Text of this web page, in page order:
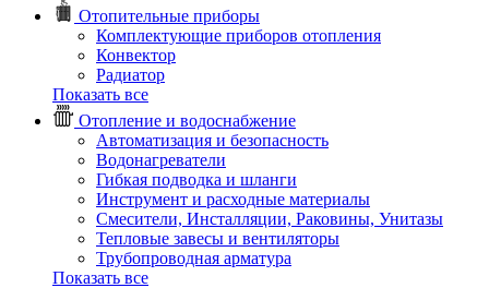
Отопительные приборы
Комплектующие приборов отопления
Конвектор
Радиатор
Показать все
Отопление и водоснабжение
Автоматизация и безопасность
Водонагреватели
Гибкая подводка и шланги
Инструмент и расходные материалы
Смесители, Инсталляции, Раковины, Унитазы
Тепловые завесы и вентиляторы
Трубопроводная арматура
Показать все